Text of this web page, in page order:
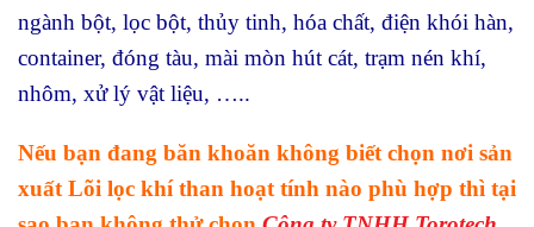
ngành bột, lọc bột, thủy tinh, hóa chất, điện khói hàn,
container, đóng tàu, mài mòn hút cát, trạm nén khí,
nhôm, xử lý vật liệu, …..
Nếu bạn đang băn khoăn không biết chọn nơi sản
xuất Lõi lọc khí than hoạt tính nào phù hợp thì tại